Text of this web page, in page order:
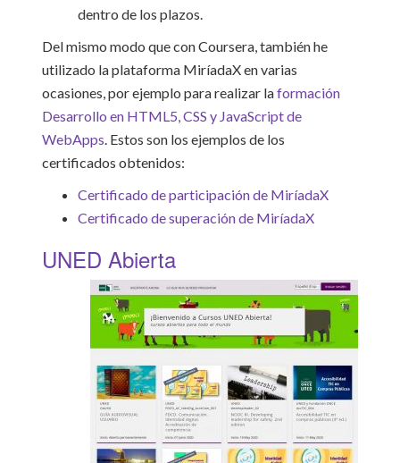
dentro de los plazos.
Del mismo modo que con Coursera, también he
utilizado la plataforma MiríadaX en varias
ocasiones, por ejemplo para realizar laformación
Desarrollo en HTML5, CSS y JavaScript de
WebApps . Estos son los ejemplos de los
certificados obtenidos:
Certificado de participación de MiríadaX
Certificado de superación de MiríadaX
UNED Abierta